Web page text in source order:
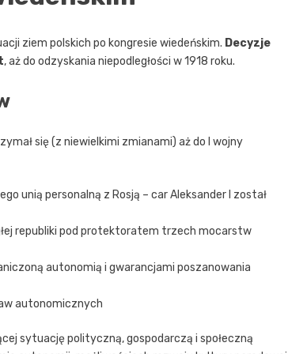
ziem polskich po kongresie wiedeńskim. Decyzje
, aż do odzyskania niepodległości w 1918 roku.
się (z niewielkimi zmianami) aż do I wojny
unią personalną z Rosją – car Aleksander I został
republiki pod protektoratem trzech mocarstw
autonomią i gwarancjami poszanowania
autonomicznych
sytuację polityczną, gospodarczą i społeczną